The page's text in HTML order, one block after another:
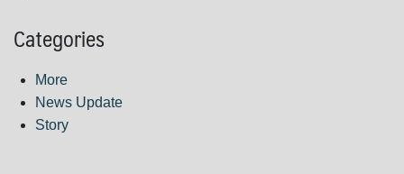
Categories
More
News Update
Story